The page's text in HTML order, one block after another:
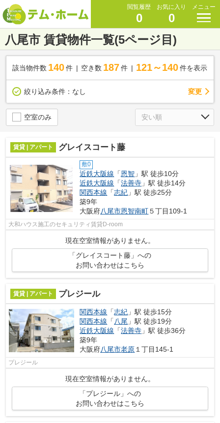
閲覧履歴
0
お気に入り
0
メニュー
八尾市 賃貸物件一覧(5ページ目)
該当物件数 140件 空き数 187 件 121～140 件を表示
絞り込み条件： なし 変更
空室のみ
賃貸 | アパート グレイスコート藤
敷0
近鉄大阪線 「恩智 」駅 徒歩10分
近鉄大阪線 「法善寺 」駅 徒歩14分
関西本線 「志紀 」駅 徒歩25分
築9年
大阪府八尾市恩智南町５丁目109-1
大和ハウス施工のセキュリティ賃貸D-room
現在空室情報がありません。
「グレイスコート藤」への
お問い合わせはこちら
賃貸 | アパート プレジール
関西本線 「志紀 」駅 徒歩15分
関西本線 「八尾 」駅 徒歩19分
近鉄大阪線 「法善寺 」駅 徒歩36分
築9年
大阪府八尾市老原 １丁目145-1
プレジール
現在空室情報がありません。
「プレジール」への
お問い合わせはこちら